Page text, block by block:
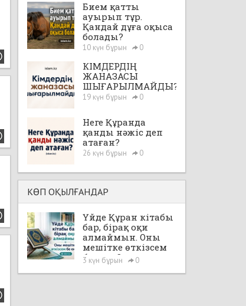
Бием қатты
ауырып тұр.
Қандай дұға оқыса
болады?
10 күн бұрын 0
КІМДЕРДІҢ
ЖАНАЗАСЫ
ШЫҒАРЫЛМАЙДЫ?
19 күн бұрын 0
Неге Құранда
қанды нәжіс деп
атаған?
26 күн бұрын 0
КӨП ОҚЫЛҒАНДАР
Үйде Құран кітабы
бар, бірақ оқи
алмаймын. Оны
мешітке өткізсем
бе екен?
3 күн бұрын 0